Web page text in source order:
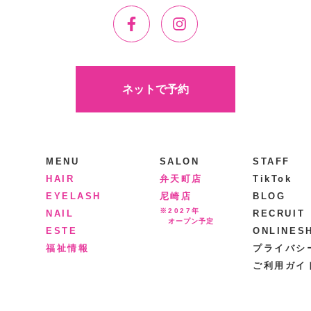
ネットで予約
MENU
HAIR
EYELASH
NAIL
ESTE
福祉情報
SALON
弁天町店
尼崎店
※2027年
オープン予定
STAFF
TikTok
BLOG
RECRUIT
プライバシ
ご利用ガイ